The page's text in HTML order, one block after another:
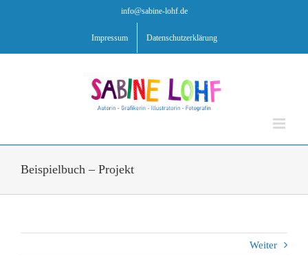
info@sabine-lohf.de
Impressum Datenschutzerklärung
Beispielbuch – Projekt
Weiter